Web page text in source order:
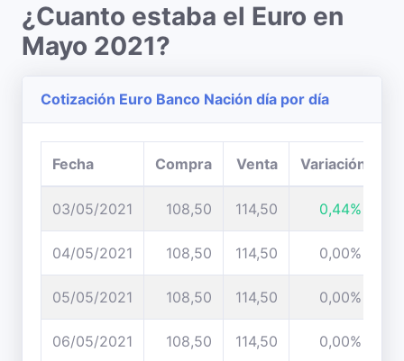
¿Cuanto estaba el Euro en
Mayo 2021?
Cotización Euro Banco Nación día por día
Fecha Compra Venta Variación
03/05/2021 108,50 114,50 0,44%
04/05/2021 108,50 114,50 0,00%
05/05/2021 108,50 114,50 0,00%
06/05/2021 108,50 114,50 0,00%